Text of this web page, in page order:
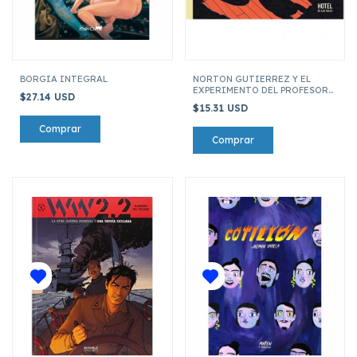
BORGIA INTEGRAL
$27.14 USD
NORTON GUTIERREZ Y EL
EXPERIMENTO DEL PROFESOR
$15.31 USD